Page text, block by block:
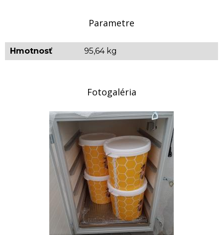
hodnotu stabilizovanej teploty. Po dokončení cyklu
hodín.
Regulácia teploty: 30-55°C
Vnútorné rozmery (š x v x h): 690 x 1010 x 740 mm
Vonkajšie rozmery (š x v x h): 875 x 1205 x 865 mm
Napájanie: 230 V (50 Hz)
Orientačná hmotnosť: 95,6 kg
Tovar, ktorý nie je uvádzaný ako tovar skladom,
vieme zabezpečiť a dodať max. do 2 až 8
týždňov od zaplatenia predfaktúry. O presnom
termíne Vás budeme informovať.
Parametre
Hmotnosť 95,64 kg
Fotogaléria